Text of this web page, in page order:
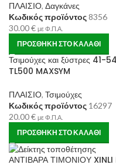
ΠΛΑΙΣΙΟ, Δαγκάνες
Κωδικός προϊόντος8356
30.00€ με Φ.Π.Α.
ΠΡΟΣΘΉΚΗ ΣΤΟ ΚΑΛΆΘΙ
Τσιμούχες και ξύστρες 41-
TL500 MAXSYM
ΠΛΑΙΣΙΟ, Τσιμούχες
Κωδικός προϊόντος 16297
20.00€ με Φ.Π.Α.
ΠΡΟΣΘΉΚΗ ΣΤΟ ΚΑΛΆΘΙ
ΑΝΤΙΒΑΡΑ ΤΙΜΟΝΙΟΥ